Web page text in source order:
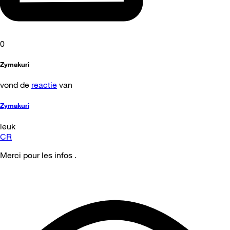
0
Zymakuri
vond de reactie van
Zymakuri
leuk
CR
Merci pour les infos .